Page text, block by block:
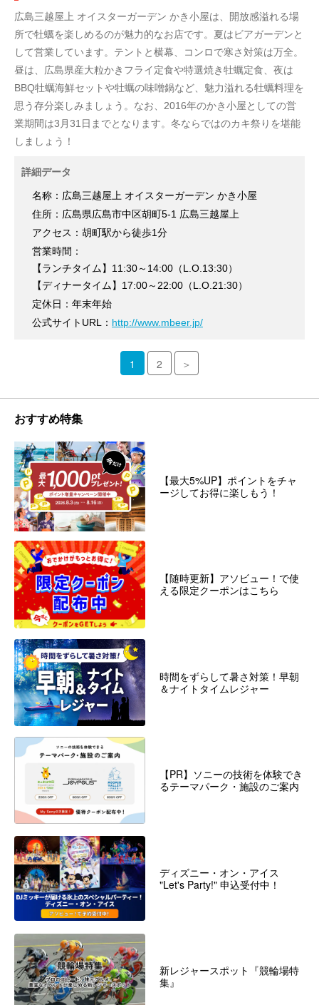
広島三越屋上 オイスターガーデン かき小屋は、開放感溢れる場
所で牡蠣を楽しめるのが魅力的なお店です。夏はビアガーデンと
して営業しています。テントと横幕、コンロで寒さ対策は万全。
昼は、広島県産大粒かきフライ定食や特選焼き牡蠣定食、夜は
BBQ牡蠣海鮮セットや牡蠣の味噌鍋など、魅力溢れる牡蠣料理を
思う存分楽しみましょう。なお、2016年のかき小屋としての営
業期間は3月31日までとなります。冬ならではのカキ祭りを堪能
しましょう！
詳細データ
名称：広島三越屋上 オイスターガーデン かき小屋
住所：広島県広島市中区胡町5-1 広島三越屋上
アクセス：胡町駅から徒歩1分
営業時間：
【ランチタイム】11:30～14:00（L.O.13:30）
【ディナータイム】17:00～22:00（L.O.21:30）
定休日：年末年始
公式サイトURL： http://www.mbeer.jp/
1 2 ＞
おすすめ特集
【最大5%UP】ポイントをチャ
ージしてお得に楽しもう！
【随時更新】アソビュー！で使
える限定クーポンはこちら
時間をずらして暑さ対策！早朝
＆ナイトタイムレジャー
【PR】ソニーの技術を体験でき
るテーマパーク・施設のご案内
ディズニー・オン・アイス
"Let's Party!" 申込受付中！
新レジャースポット『競輪場特
集』